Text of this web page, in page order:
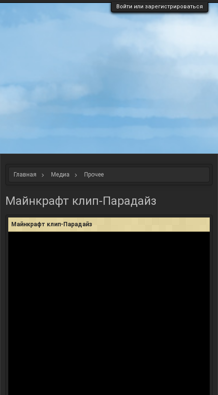
Войти или зарегистрироваться
Главная Медиа Прочее
Майнкрафт клип-Парадайз
Майнкрафт клип-Парадайз